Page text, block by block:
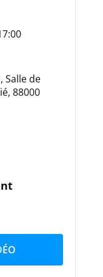
Salle de
88000